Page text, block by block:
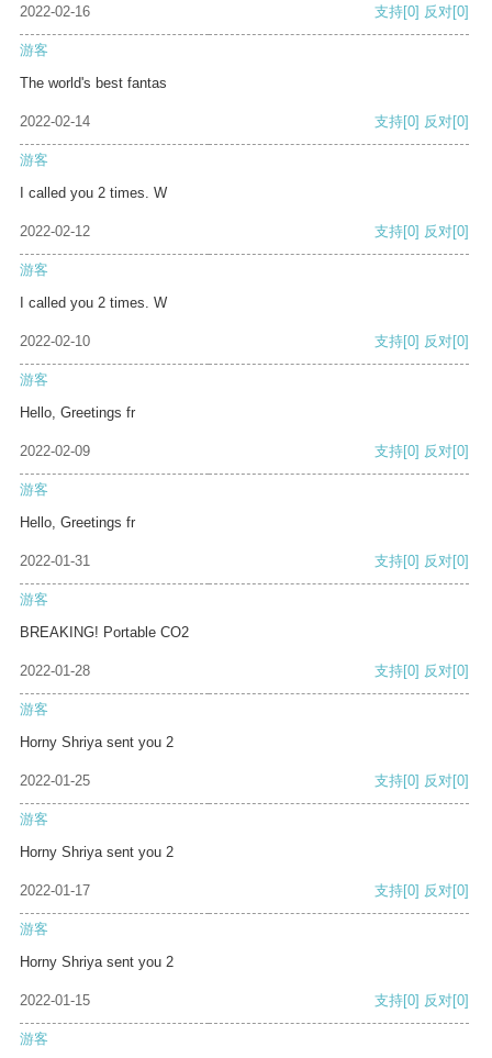
2022-02-16 支持[0] 反对[0]
游客
The world's best fantas
2022-02-14 支持[0] 反对[0]
游客
I called you 2 times. W
2022-02-12 支持[0] 反对[0]
游客
I called you 2 times. W
2022-02-10 支持[0] 反对[0]
游客
Hello, Greetings fr
2022-02-09 支持[0] 反对[0]
游客
Hello, Greetings fr
2022-01-31 支持[0] 反对[0]
游客
BREAKING! Portable CO2
2022-01-28 支持[0] 反对[0]
游客
Horny Shriya sent you 2
2022-01-25 支持[0] 反对[0]
游客
Horny Shriya sent you 2
2022-01-17 支持[0] 反对[0]
游客
Horny Shriya sent you 2
2022-01-15 支持[0] 反对[0]
游客